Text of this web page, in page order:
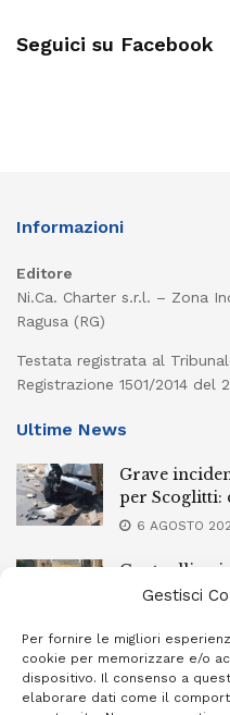
Gestisci
Per fornire le migliori
cookie per memorizzare e/o
dispositivo. Il consenso a
elaborare dati come il
Seguici su Facebook
Informazioni
Editore
Ni.Ca. Charter s.r.l. – Zona
Ragusa (RG)
Testata registrata al
Registrazione 1501/2014 del
Ultime News
Grave
per Scoglitti:
6 AGOSTO
Controlli nei
della
Ragusa
Mazzone